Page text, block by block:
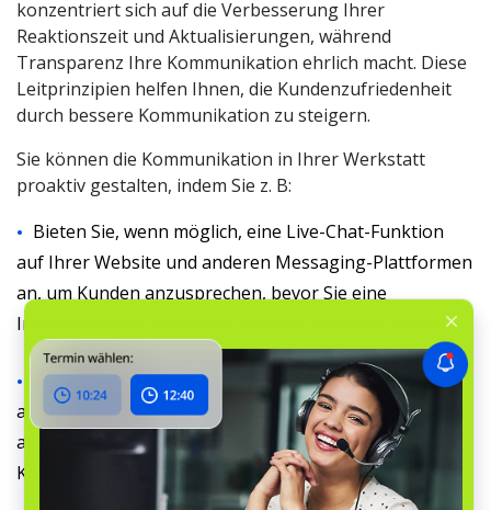
konzentriert sich auf die Verbesserung Ihrer
Reaktionszeit und Aktualisierungen, während
Transparenz Ihre Kommunikation ehrlich macht. Diese
Leitprinzipien helfen Ihnen, die Kundenzufriedenheit
durch bessere Kommunikation zu steigern.
Sie können die Kommunikation in Ihrer Werkstatt
proaktiv gestalten, indem Sie z. B:
Bieten Sie, wenn möglich, eine Live-Chat-Funktion
auf Ihrer Website und anderen Messaging-Plattformen
an, um Kunden anzusprechen, bevor Sie eine
Interaktion von Mensch zu Mensch anbieten können.
Geben Sie Ihren Kunden die Möglichkeit,
automatisierte Gespräche abzulehnen oder zu
akzeptieren, und weisen Sie sie auf verfügbare
Kommunikationsoptionen hin.